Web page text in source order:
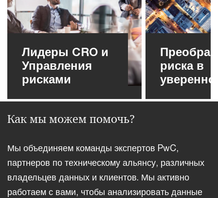
Лидеры CRO и
Управления
рисками
риска в
Как мы можем помочь?
Мы объединяем команды экспертов PwC,
партнеров по техническому альянсу, различных
владельцев данных и клиентов. Мы активно
работаем с вами, чтобы анализировать данные